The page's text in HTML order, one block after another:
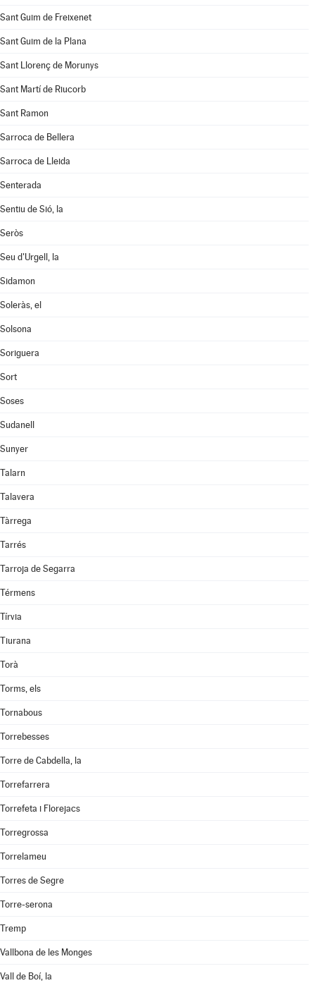
Sant Guim de Freixenet
Sant Guim de la Plana
Sant Llorenç de Morunys
Sant Martí de Riucorb
Sant Ramon
Sarroca de Bellera
Sarroca de Lleida
Senterada
Sentiu de Sió, la
Seròs
Seu d'Urgell, la
Sidamon
Soleràs, el
Solsona
Soriguera
Sort
Soses
Sudanell
Sunyer
Talarn
Talavera
Tàrrega
Tarrés
Tarroja de Segarra
Térmens
Tírvia
Tiurana
Torà
Torms, els
Tornabous
Torrebesses
Torre de Cabdella, la
Torrefarrera
Torrefeta i Florejacs
Torregrossa
Torrelameu
Torres de Segre
Torre-serona
Tremp
Vallbona de les Monges
Vall de Boí, la